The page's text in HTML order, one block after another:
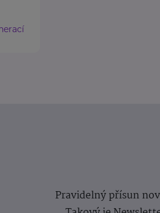
Pravidelný přísun